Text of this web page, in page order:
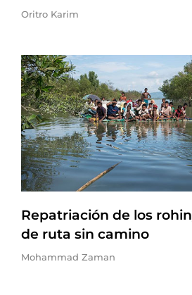
Oritro Karim
Repatriación de los
de ruta sin camino
Mohammad Zaman